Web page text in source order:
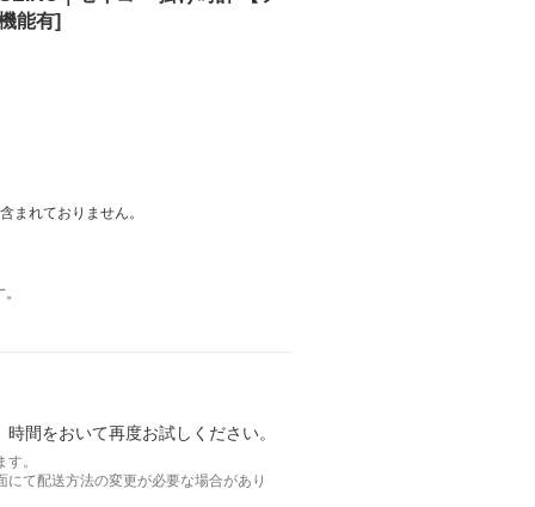
能有]
まれておりません。
間をおいて再度お試しください。
。
て配送方法の変更が必要な場合があり